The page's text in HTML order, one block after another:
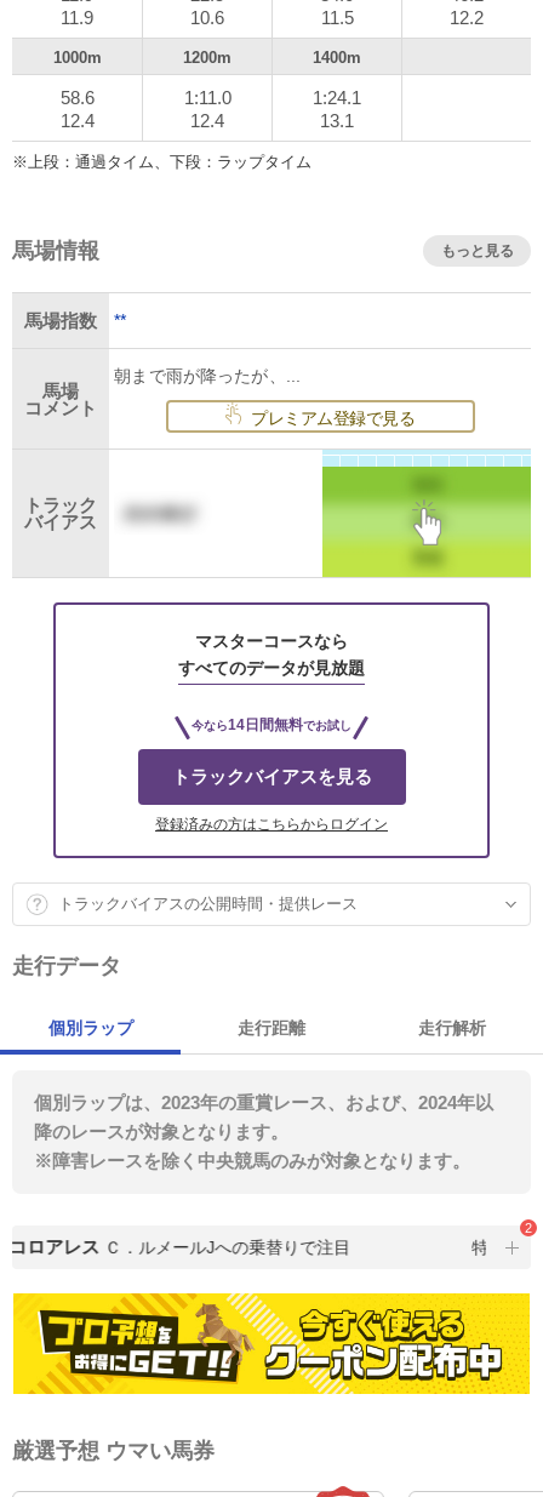
11.9
10.6
11.5
12.2
1000m 1200m 1400m
58.6
12.4
1:11.0
12.4
1:24.1
13.1
※上段：通過タイム、下段：ラップタイム
馬場情報 もっと見る
馬場指数 **
馬場
コメント
朝まで雨が降ったが、...
プレミアム登録で見る
トラック
バイアス
マスターコースなら
すべてのデータが見放題
今なら14日間無料でお試し
トラックバイアスを見る
登録済みの方はこちらからログイン
トラックバイアスの公開時間・提供レース
走行データ
個別ラップ 走行距離 走行解析
個別ラップは、2023年の重賞レース、および、2024年以
降のレースが対象となります。
※障害レースを除く中央競馬のみが対象となります。
ロアレス Ｃ．ルメールJへの乗替りで注目 特選馬・
2
厳選予想 ウマい馬券